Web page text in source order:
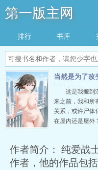
第一版主网
排行 书库
当然是为了改
这是我搬到
来之前，我和所
关系，或许尸体
在屋内还是屋外
作者简介： 纯爱战
作者，他的作品包